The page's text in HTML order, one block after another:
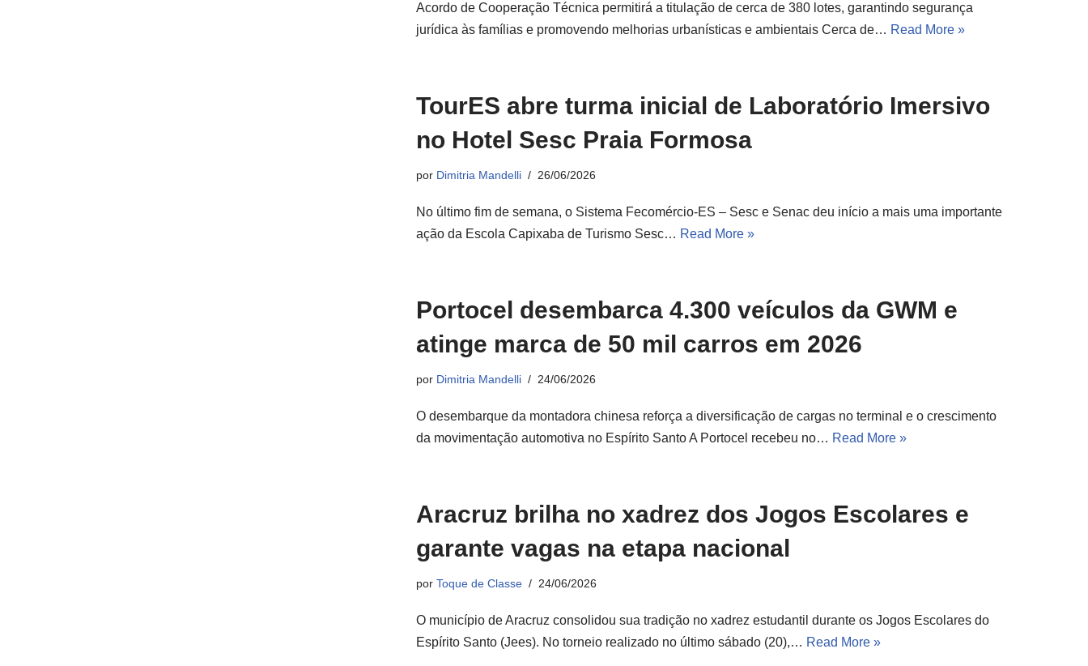
Acordo de Cooperação Técnica permitirá a titulação de cerca de 380 lotes, garantindo segurança
jurídica às famílias e promovendo melhorias urbanísticas e ambientais Cerca de… Read More »
TourES abre turma inicial de Laboratório Imersivo
no Hotel Sesc Praia Formosa
por Dimitria Mandelli 26/06/2026
No último fim de semana, o Sistema Fecomércio-ES – Sesc e Senac deu início a mais uma importante
ação da Escola Capixaba de Turismo Sesc… Read More »
Portocel desembarca 4.300 veículos da GWM e
atinge marca de 50 mil carros em 2026
por Dimitria Mandelli 24/06/2026
O desembarque da montadora chinesa reforça a diversificação de cargas no terminal e o crescimento
da movimentação automotiva no Espírito Santo A Portocel recebeu no… Read More »
Aracruz brilha no xadrez dos Jogos Escolares e
garante vagas na etapa nacional
por Toque de Classe 24/06/2026
O município de Aracruz consolidou sua tradição no xadrez estudantil durante os Jogos Escolares do
Espírito Santo (Jees). No torneio realizado no último sábado (20),… Read More »